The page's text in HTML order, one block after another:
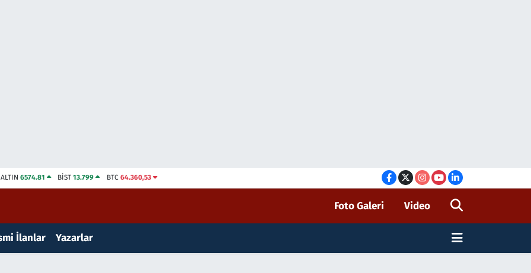
ALTIN 6574.81 BİST13.799 BTC 64.360,53
Foto Galeri Video
İlanlar Yazarlar